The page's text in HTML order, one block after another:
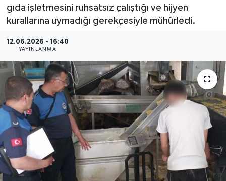
gıda işletmesini ruhsatsız çalıştığı ve hijyen
kurallarına uymadığı gerekçesiyle mühürledi.
12.06.2026 - 16:40
YAYINLANMA
Haber Arşivi